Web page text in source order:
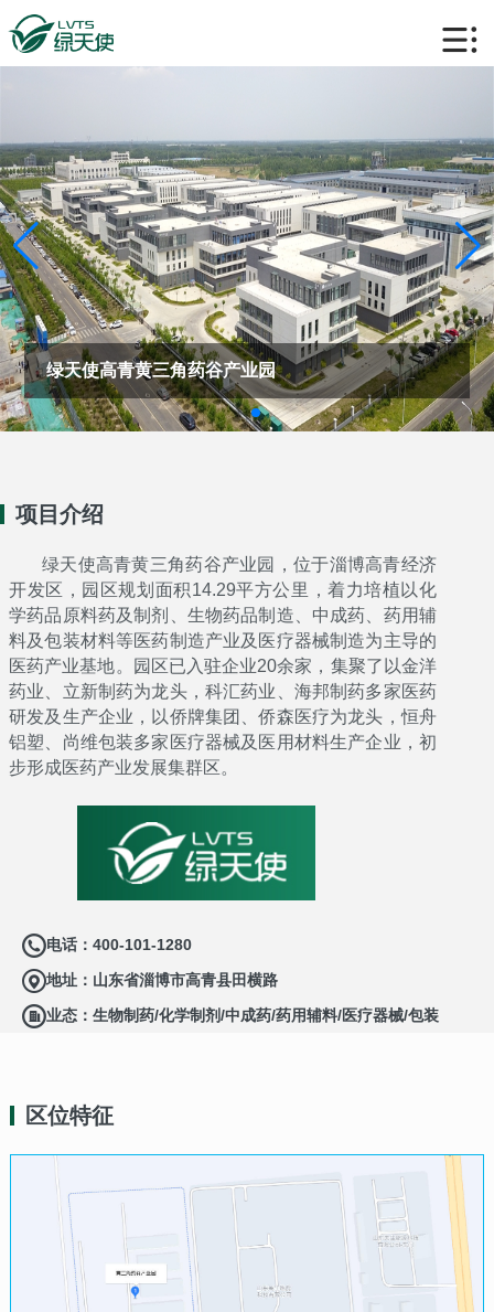
绿天使高青黄三角药谷产业园
项目介绍
绿天使高青黄三角药谷产业园 ，位于淄博高青经济
开发区， 园区规划面积14.29平方公里，着力培植以化
学药品原料药及制剂、生物药品制造、中成药、药用辅
料及包装材料等医药制造产业及医疗器械制造为主导的
医药产业基地。园区已入驻企业20余家，集聚了以金洋
药业、立新制药为龙头，科汇药业、海邦制药多家医药
研发及生产企业，以侨牌集团、侨森医疗为龙头，恒舟
铝塑、尚维包装多家医疗器械及医用材料生产企业，初
步形成医药产业发展集群区。
电话：400-101-1280
地址：山东省淄博市高青县田横路
业态：生物制药/化学制剂/中成药/药用辅料/医疗器械/包装
区位特征